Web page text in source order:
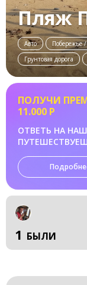
Пляж
Авто Побережье
Грунтовая дорога
ПОЛУЧИ
11.000 Р
ОТВЕТЬ НА
1 БЫЛИ